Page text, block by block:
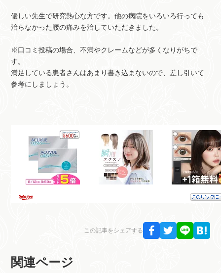
優しい先生で研究熱心な方です。他の病院をいろいろ行っても
治らなかった腰の痛みを治していただきました。
※口コミ投稿の場合、不満やクレームなどが多くなりがちで
す。
満足している患者さんはあまり書き込まないので、差し引いて
参考にしましょう。
この記事をシェアする
関連ページ